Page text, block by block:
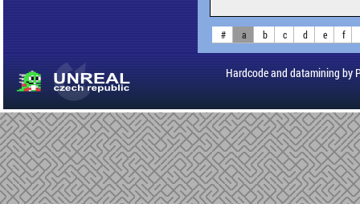
# a b c d e f
Hardcode and datamining by